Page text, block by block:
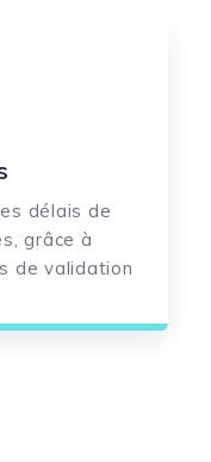
délais de
grâce à
de validation